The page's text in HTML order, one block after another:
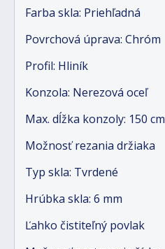
Farba skla: Priehľadná
Povrchová úprava: Chróm
Profil: Hliník
Konzola: Nerezová oceľ
Max. dĺžka konzoly: 150 cm
Možnosť rezania držiaka
Typ skla: Tvrdené
Hrúbka skla: 6 mm
Ľahko čistiteľný povlak